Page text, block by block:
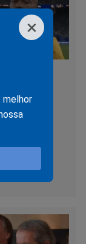
×
melhor
cachê de
CazéTV